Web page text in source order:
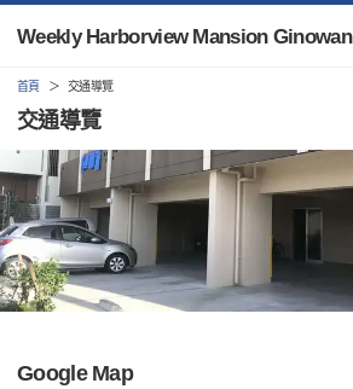
Weekly Harborview Mansion Ginowan
首頁 交通導覽
交通導覽
Google Map